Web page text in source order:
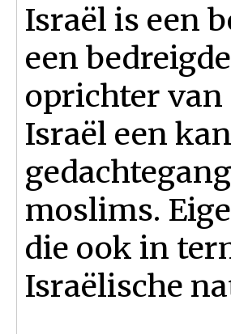
Israël is een
een
oprichter
Israël een
moslims.
die ook in
Israëlische